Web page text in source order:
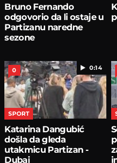
Bruno Fernando
odgovorio da li ostaje u
Partizanu naredne
sezone
0:14
0
SPORT
Katarina Dangubić
došla da gleda
utakmicu Partizan -
Dubai